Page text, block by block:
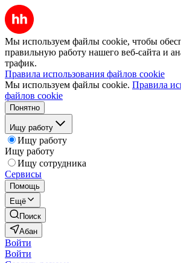
Мы используем файлы cookie, чтобы
правильную работу нашего веб-сайта и
трафик.
Правила использования файлов cookie
Мы используем файлы cookie. Правила
файлов cookie
Понятно
Ищу работу
Ищу работу
Ищу работу
Ищу сотрудника
Сервисы
Помощь
Ещё
Поиск
Абан
Войти
Войти